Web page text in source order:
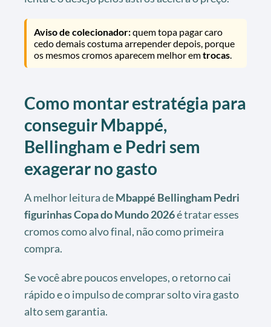
Aviso de colecionador:quem topa pagar caro
cedo demais costuma arrepender depois, porque
os mesmos cromos aparecem melhor emtrocas.
Como montar estratégia para
conseguir Mbappé,
Bellingham e Pedri sem
exagerar no gasto
A melhor leitura deMbappé Bellingham Pedri
figurinhas Copa do Mundo 2026é tratar esses
cromos como alvo final, não como primeira
compra.
Se você abre poucos envelopes, o retorno cai
rápido e o impulso de comprar solto vira gasto
alto sem garantia.